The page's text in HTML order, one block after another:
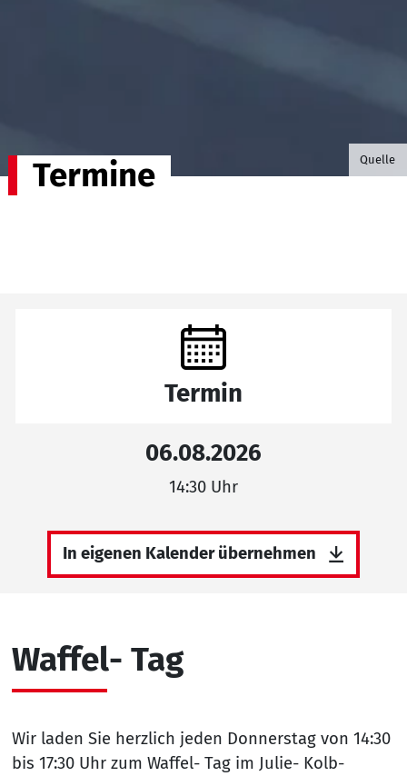
©B.G.
Quelle
Termine
Waffel- Tag
Wir laden Sie herzlich jeden Donnerstag von 14:30
bis 17:30 Uhr zum Waffel- Tag im Julie- Kolb-
Termin
06.08.2026
14:30 Uhr
In eigenen Kalender übernehmen